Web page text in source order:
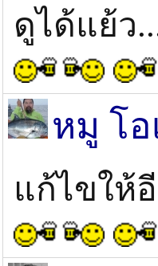
ดูได้แย้ว
หมู โ
แก้ไขให้